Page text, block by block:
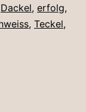
Dackel, erfolg,
, Teckel,